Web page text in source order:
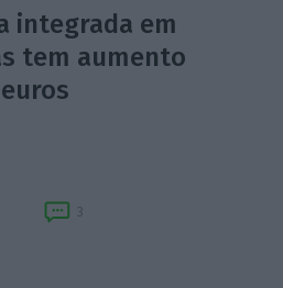
integrada em
tem aumento
3